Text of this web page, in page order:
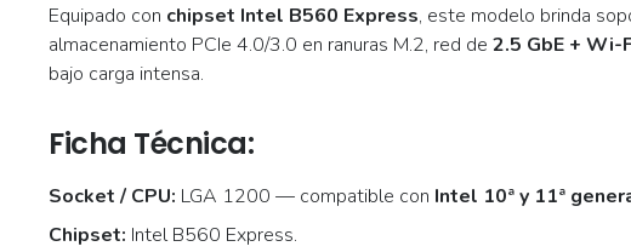
Equipado con chipset Intel B560 Express, este modelo brinda
almacenamiento PCIe 4.0/3.0 en ranuras M.2, red de 2.5 GbE +
bajo carga intensa.
Ficha Técnica:
Socket / CPU: LGA 1200 — compatible con Intel 10ª y 11ª
Chipset: Intel B560 Express.